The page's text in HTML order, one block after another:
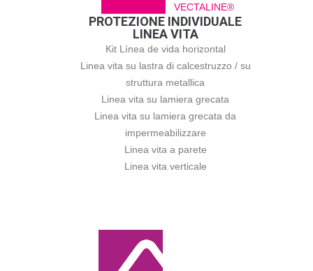
VECTALINE®
PROTEZIONE INDIVIDUALE
LINEA VITA
Kit Línea de vida horizontal
Linea vita su lastra di calcestruzzo / su
struttura metallica
Linea vita su lamiera grecata
Linea vita su lamiera grecata da
impermeabilizzare
Linea vita a parete
Linea vita verticale